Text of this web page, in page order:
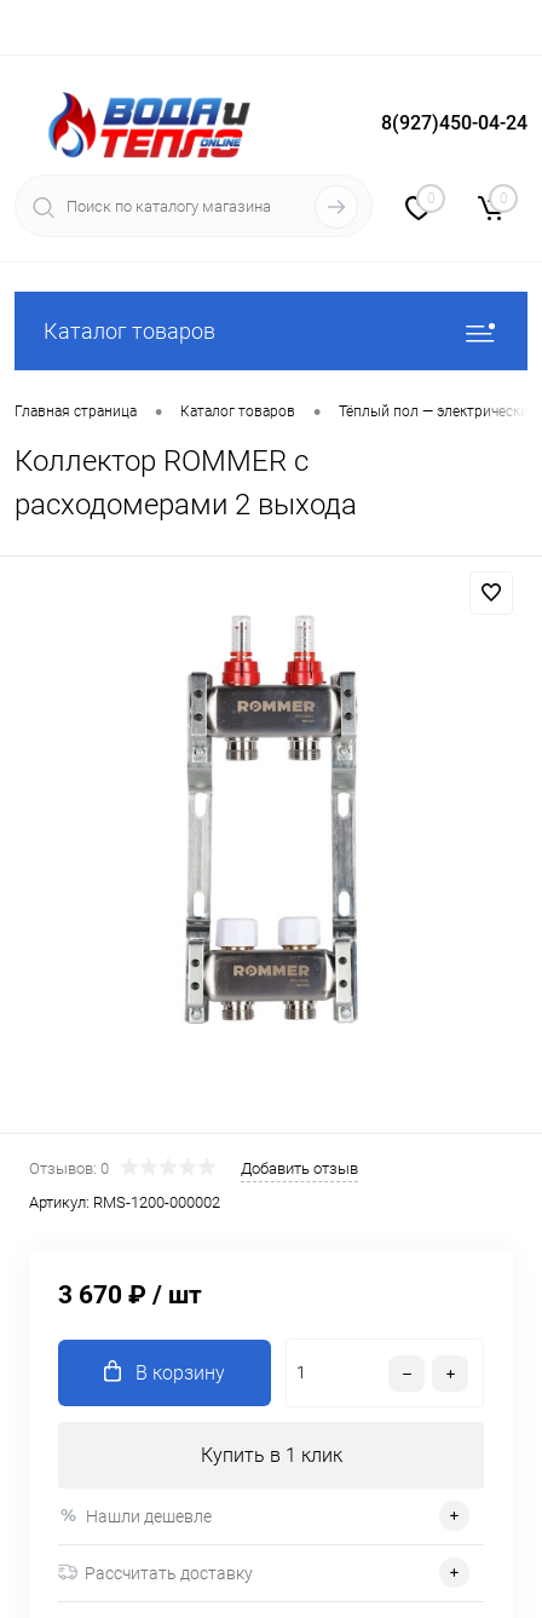
Вход Регистрация
8(927)450-04-24
0 0
Каталог товаров
Главная страница • Каталог товаров • Тёплый пол —
Коллектор ROMMER с
расходомерами 2 выхода
Отзывов: 0
Добавить отзыв
Артикул: RMS-1200-000002
3 670 ₽ / шт
В корзину
Купить в 1 клик
Нашли дешевле
Рассчитать доставку